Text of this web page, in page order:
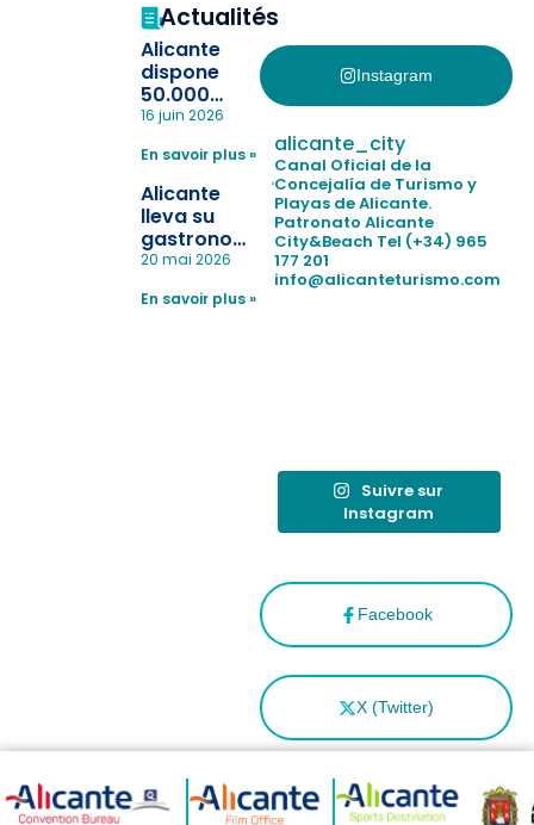
Actualités
Alicante
dispone
50.000
pulseras
la
pérdida de niños
en las
playas y
realiza con
simulacro de socorrismo
16 juin 2026
En savoir plus »
Alicante
lleva su
gastronomía
a Madrid
reforzar el
20 mai 2026
En savoir plus »
Instagram
Facebook
X (Twitter)
alicante_city
Canal Oficial de la
Concejalía de Turismo y
Playas de Alicante.
Patronato Alicante
City&Beach Tel (+34) 965
177 201
info@alicanteturismo.com
Suivre sur
Instagram